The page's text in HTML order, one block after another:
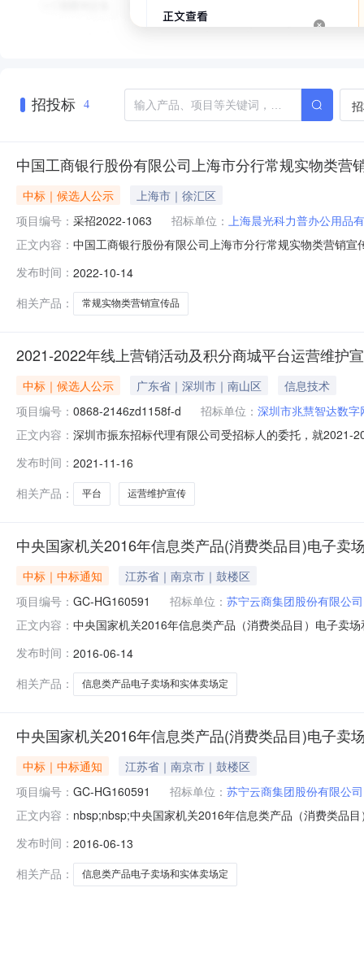
招投标 4
中国工商银行股份有限公司上海市分行常规实物类营
中标｜候选人公示
上海市｜徐汇区
项目编号： 采招2022-1063 招标单位： 上海晨光科力普办公用品
正文内容： 中国工商银行股份有限公司上海市分行常规实物类营销
工期/交货期1苏宁易购集团股份有限公司83/1-3天以实
发布时间： 2022-10-14
相关产品：
常规实物类营销宣传品
2021-2022年线上营销活动及积分商城平台运营维护
中标｜候选人公示 广东省｜深圳市｜南山区
信息技术
项目编号： 0868-2146zd1158f-d 招标单位： 深圳市兆慧智达数
正文内容： 深圳市振东招标代理有限公司受招标人的委托，就2021-
标候选人公示如下：一、项目名称：2021-2022年线上
发布时间： 2021-11-16
相关产品：
平台 运营维护宣传
中央国家机关2016年信息类产品(消费类品目)电子卖
中标｜中标通知
江苏省｜南京市｜鼓楼区
项目编号： GC-HG160591 招标单位： 苏宁云商集团股份有限公司
正文内容： 中央国家机关2016年信息类产品（消费类品目）电子卖
点采购项目中标公告1、项目名称：中央国家机关2016
5月
发布时间： 2016-06-14
相关产品：
信息类产品电子卖场和实体卖场定
中央国家机关2016年信息类产品(消费类品目)电子卖
中标｜中标通知
江苏省｜南京市｜鼓楼区
项目编号： GC-HG160591 招标单位： 苏宁云商集团股份有限公司
正文内容： nbsp;nbsp;中央国家机关2016年信息类产品（消费类品
nbsp;nbsp;nbsp;nbsp;4、开标日期：2016年6月13日
发布时间： 2016-06-13
相关产品：
信息类产品电子卖场和实体卖场定